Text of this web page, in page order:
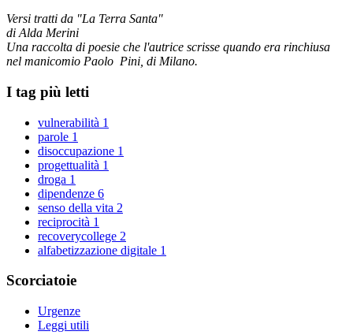
Versi tratti da "La Terra Santa"
di Alda Merini
Una raccolta di poesie che l'autrice scrisse quando era rinchiusa
nel manicomio Paolo Pini, di Milano.
I tag più letti
vulnerabilità 1
parole 1
disoccupazione 1
progettualità 1
droga 1
dipendenze 6
senso della vita 2
reciprocità 1
recoverycollege 2
alfabetizzazione digitale 1
Scorciatoie
Urgenze
Leggi utili